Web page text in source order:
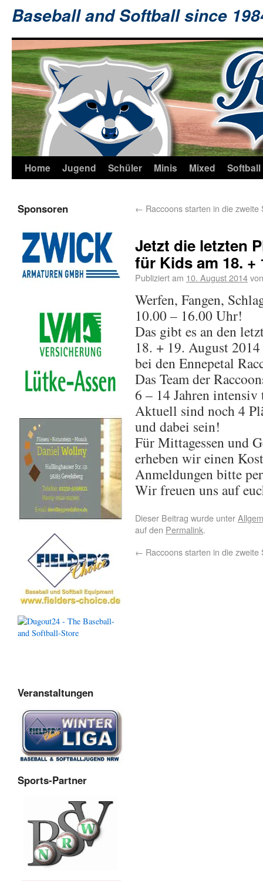
Baseball and Softball since
Home Jugend Schüler Minis Mixed Softball
← Raccoons starten in die zweite
Jetzt die letzten
für Kids am 18. +
Publiziert am 10. August 2014von
Werfen, Fangen,
10.00 – 16.00 Uhr!
Das gibt es an den
18. + 19. August
bei den Ennepetal
Das Team der
6 – 14 Jahren
Aktuell sind noch 4
und dabei sein!
Für Mittagessen und
erheben wir einen
Anmeldungen bitte
Wir freuen uns auf
Dieser Beitrag wurde unter
auf den Permalink.
← Raccoons starten in die zweite
Sponsoren
Veranstaltungen
Sports-Partner